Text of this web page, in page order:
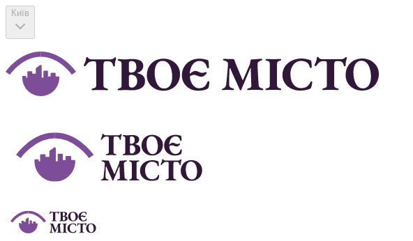
Київ